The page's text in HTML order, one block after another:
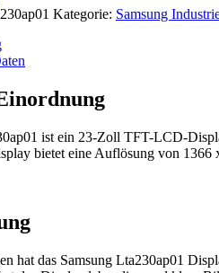
Kategorie: Samsung
ist ein 23-Zoll TFT-LCD-
bietet eine Auflösung von
hat das Samsung Lta230ap01